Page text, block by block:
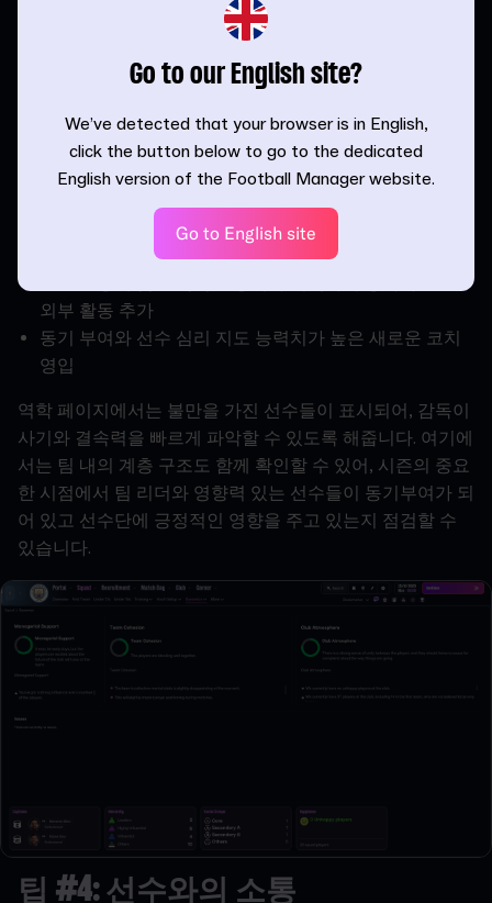
사기를 끌어올리고
있습니다
리더들이 전부 만족하는 상태를
넓은 선수단 내의 선수들 불만과 걱정거리에 대처하기
미팅을 열어 시즌 목표를 다시 정리하고,사기와
끌어올리기
선수들 불만과 걱정거리에
외부 활동 추가
동기 부여와 선수 심리 지도 능력치가 높은 새로운 코치
영입
역학 페이지에서는 불만을 가진 선수들이 표시되어, 감독이
사기와 결속력을 빠르게 파악할 수 있도록 해줍니다. 여기에
서는 팀 내의 계층 구조도 함께 확인할 수 있어, 시즌의 중요
한 시점에서 팀 리더와 영향력 있는 선수들이 동기부여가 되
어 있고 선수단에 긍정적인 영향을 주고 있는지 점검할 수
있습니다.
팁 #4:선수와의 소통
Go to our English site?
We’ve detected that your browser is in English,
click the button below to go to the dedicated
English version of the Football Manager website.
Go to English site